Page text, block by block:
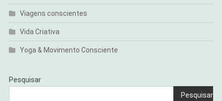
Viagens conscientes
Vida Criativa
Yoga & Movimento Consciente
Pesquisar
Pesquisar